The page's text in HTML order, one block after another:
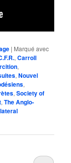
| Marqué avec
,Carroll
,
,Nouvel
,
,Society of
,The Anglo-